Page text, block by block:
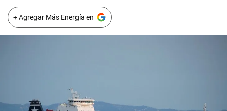
+ Agregar Más Energía en